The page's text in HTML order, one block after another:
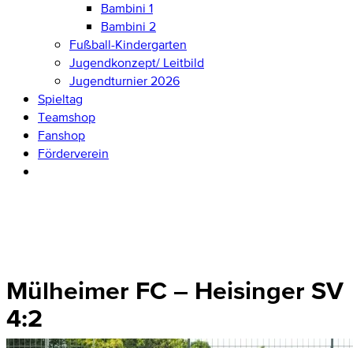
Bambini 1
Bambini 2
Fußball-Kindergarten
Jugendkonzept/ Leitbild
Jugendturnier 2026
Spieltag
Teamshop
Fanshop
Förderverein
Mülheimer FC – Heisinger SV
4:2